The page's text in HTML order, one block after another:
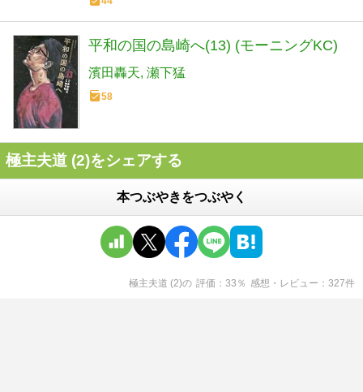
平和の国の島崎へ(13) (モーニングKC)
濱田轟天 瀬下猛
58
極主夫道 (2)をシェアする
本つぶやきをつぶやく
極主夫道 (2)の 評価 33 ％ 感想・レビュー 327件